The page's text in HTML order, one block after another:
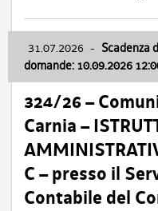
31.07.2026 - Scadenza
domande: 10.09.2026
324/26 –
Carnia –
C – presso il
Contabile del